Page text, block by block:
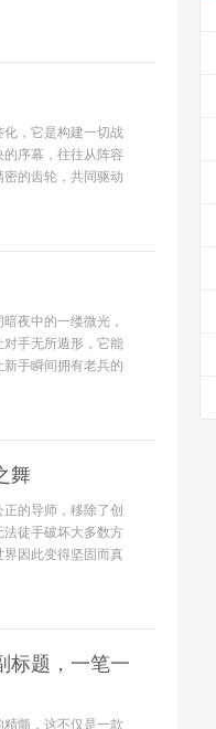
，它是构建一切战
序幕，往往从阵容
的齿轮，共同驱动
夜中的一缕微光，
手无所遁形，它能
手瞬间拥有老兵的
舞
的导师，移除了创
徒手破坏大多数方
因此变得坚固而真
标题，一笔一
髓，这不仅是一款